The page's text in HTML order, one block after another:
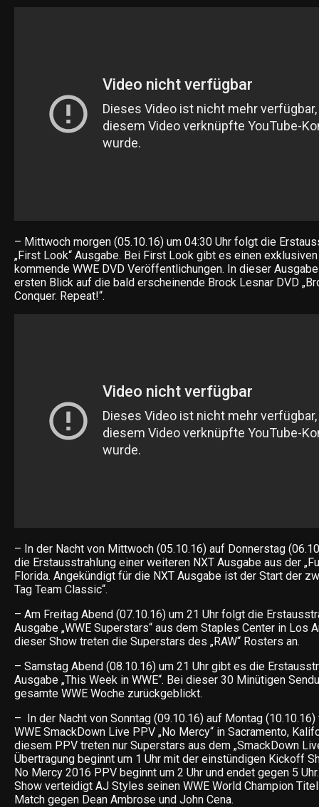
– Mittwoch morgen (05.10.16) um 04:30 Uhr folgt die
„First Look“ Ausgabe. Bei First Look gibt es einen
kommende WWE DVD Veröffentlichungen. In dieser
ersten Blick auf die bald erscheinende Brock Lesnar DVD
Conquer. Repeat!“.
– In der Nacht von Mittwoch (05.10.16) auf Donnerstag
die Erstausstrahlung einer weiteren NXT Ausgabe aus der
Florida. Angekündigt für die NXT Ausgabe ist der Start der
Tag Team Classic“.
– Am Freitag Abend (07.10.16) um 21 Uhr folgt die
Ausgabe „WWE Superstars“ aus dem Staples Center in Los
dieser Show treten die Superstars des „RAW“ Rosters an.
– Samstag Abend (08.10.16) um 21 Uhr gibt es die
Ausgabe „This Week in WWE“. Bei dieser 30 Minütigen
gesamte WWE Woche zurückgeblickt.
– In der Nacht von Sonntag (09.10.16) auf Montag
WWE SmackDown Live PPV „No Mercy“ in Sacramento,
diesem PPV treten nur Superstars aus dem „SmackDown
Übertragung beginnt um 1 Uhr mit der einstündigen Kickoff
No Mercy 2016 PPV beginnt um 2 Uhr und endet gegen 5
Show verteidigt AJ Styles seinen WWE World Champion
Match gegen Dean Ambrose und John Cena.